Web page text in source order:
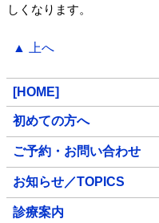
しくなります。
▲ 上へ
[HOME]
初めての方へ
ご予約・お問い合わせ
お知らせ／TOPICS
診療案内